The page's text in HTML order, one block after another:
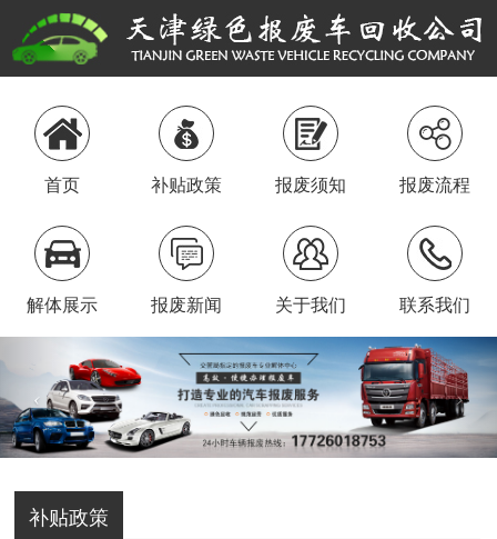
首页 补贴政策 报废须知 报废流程
解体展示 报废新闻 关于我们 联系我们
补贴政策